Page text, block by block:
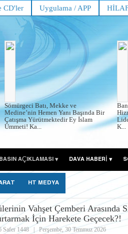
CD'ler Uygulama / APP
Sömürgeci Batı, Mekke ve
Medine’nin Hemen Yanı Başında Bir
Çatışma Yürütmektedir Ey İslam
Ümmeti! Ka...
K...
BASIN AÇIKLAMASI DAVA HABERİ
HT MEDYA
Vahşet Çemberi Arasında
İçin Harekete Geçecek?!
Safer 1448 |Perşembe, 30 Temmuz 2026